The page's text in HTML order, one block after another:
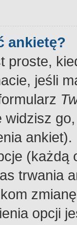
ankietę?
proste,
jeśli
widzisz
trwania
opcji